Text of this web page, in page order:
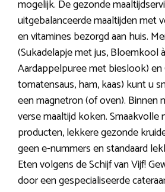
mogelijk. De gezonde
uitgebalanceerde maaltijden met
en vitamines bezorgd aan huis.
(Sukadelapje met jus, Bloemkool
Aardappelpuree met bieslook) en
tomatensaus, ham, kaas) kunt u
een magnetron (of oven). Binnen
verse maaltijd koken. Smaakvolle
producten, lekkere gezonde
geen e-nummers en standaard
Eten volgens de Schijf van Vijf!
door een gespecialiseerde